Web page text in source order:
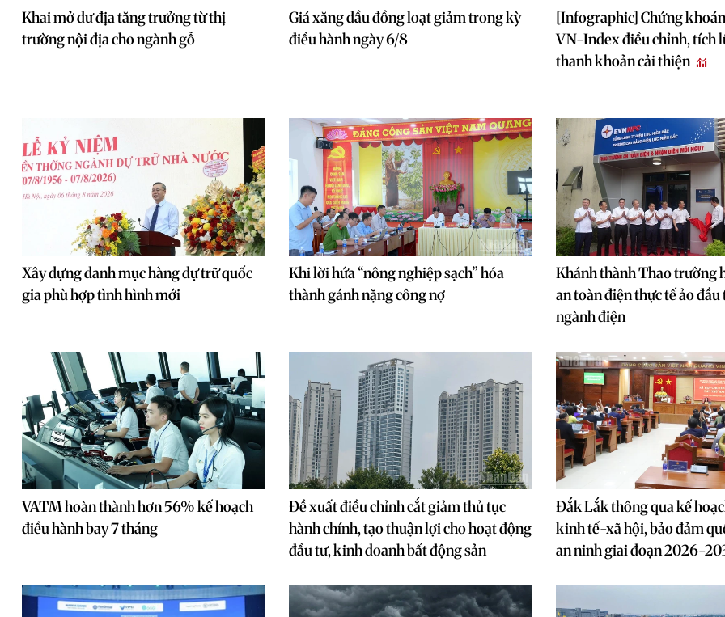
Khai mở dư địa tăng trưởng từ thị
trường nội địa cho ngành gỗ
Giá xăng dầu đồng loạt giảm trong kỳ
điều hành ngày 6/8
[Infographic] Chứng
VN-Index điều chỉnh, tích
thanh khoản cải thiện
Xây dựng danh mục hàng dự trữ quốc
gia phù hợp tình hình mới
Khi lời hứa “nông nghiệp sạch” hóa
thành gánh nặng công nợ
Khánh thành Thao trường
an toàn điện thực tế ảo
ngành điện
VATM hoàn thành hơn 56% kế hoạch
điều hành bay 7 tháng
Đề xuất điều chỉnh cắt giảm thủ tục
hành chính, tạo thuận lợi cho hoạt động
đầu tư, kinh doanh bất động sản
Đắk Lắk thông qua kế
kinh tế-xã hội, bảo đảm
an ninh giai đoạn 2026-